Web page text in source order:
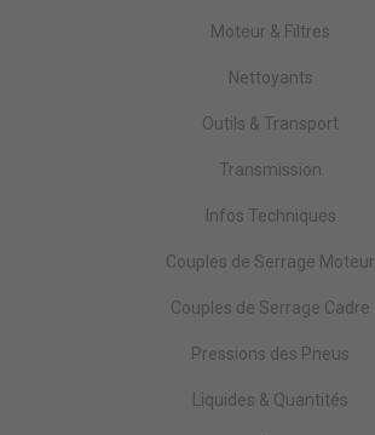
Moteur & Filtres
Nettoyants
Outils & Transport
Transmission
Infos Techniques
Couples de Serrage Moteur
Couples de Serrage Cadre
Pressions des Pneus
Liquides & Quantités